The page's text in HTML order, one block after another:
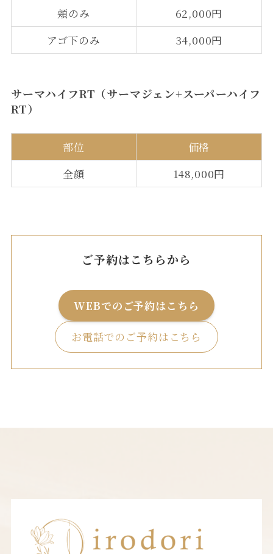
頬のみ
62,000円
アゴ下のみ
34,000円
サーマハイフRT（サーマジェン+スーパーハイフ
RT）
部位
価格
全顔
148,000円
ご予約はこちらから
WEBでのご予約はこちら
お電話でのご予約はこちら